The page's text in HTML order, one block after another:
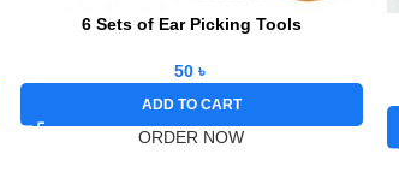
6 Sets of Ear Picking Tools
50 ৳
ADD TO CART
ORDER NOW